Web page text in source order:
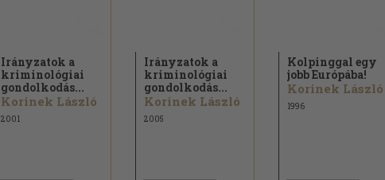
Irányzatok a
kriminológiai
gondolkodás...
Korinek László
2001
Irányzatok a
kriminológiai
gondolkodás...
Korinek László
2005
Kolpinggal egy
jobb Európába!
Korinek László
1996